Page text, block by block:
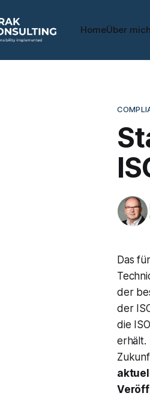
HomeÜber mich
Das
der
der
die
erhält.